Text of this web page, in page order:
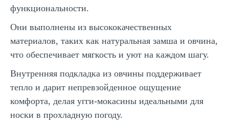
функциональности.
Они выполнены из высококачественных
материалов, таких как натуральная замша и овчина,
что обеспечивает мягкость и уют на каждом шагу.
Внутренняя подкладка из овчины поддерживает
тепло и дарит непревзойденное ощущение
комфорта, делая угги-мокасины идеальными для
носки в прохладную погоду.